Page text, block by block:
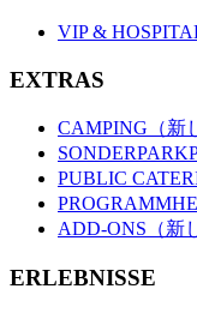
VIP &
EXTRAS
CAMPING （新
PUBLIC
ADD-ONS （新
ERLEBNISSE